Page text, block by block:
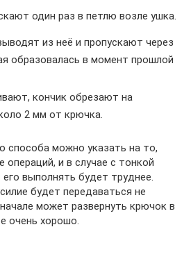
один раз в петлю возле ушка.
из неё и пропускают через
образовалась в момент прошлой
кончик обрезают на
2 мм от крючка.
способа можно указать на то,
операций, и в случае с тонкой
его выполнять будет труднее.
будет передаваться не
может развернуть крючок в
очень хорошо.